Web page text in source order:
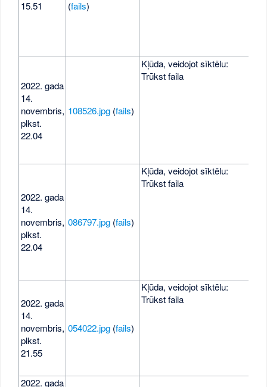
15.51 (fails)
2022. gada
14.
novembris,
plkst.
22.04
108526.jpg(fails)
Kļūda, veidojot sīktēlu:
Trūkst faila
2022. gada
14.
novembris,
plkst.
22.04
086797.jpg(fails)
Kļūda, veidojot sīktēlu:
Trūkst faila
2022. gada
14.
novembris,
plkst.
21.55
054022.jpg(fails)
Kļūda, veidojot sīktēlu:
Trūkst faila
2022. gada